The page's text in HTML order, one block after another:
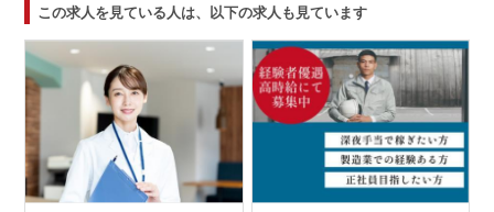
この求人を見ている人は、以下の求人も見ています